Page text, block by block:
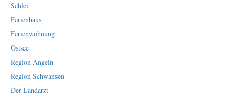
Schlei
Ferienhaus
Ferienwohnung
Ostsee
Region Angeln
Region Schwansen
Der Landarzt